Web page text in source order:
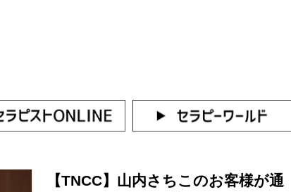
【TNCC】山内さちこのお客様が通